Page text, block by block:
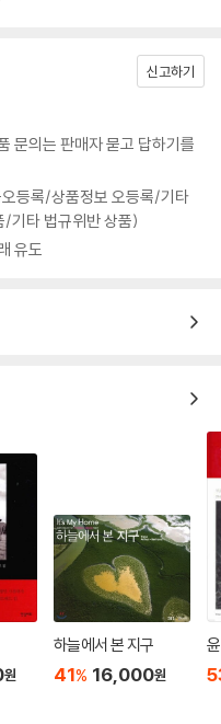
남는다.
’으로 여겨 말도 섞지 않던 둘
고 의기투합했다. 두 사람은
름을 가지고 첫 영화를 만들
영화 제작자들이 앤더슨과 윌
이 탄생하였다. 비록 대중적인
이는 세계관을 보여주기에 충분
틴 스콜세지 감독은 『바틀 로
하며, 그를 ‘차세대의 마틴 스
가장 좋아하는 영화는 로만 폴
전이 한창인 1927년, 전쟁 분위
되어 구스타브의 연인이자 대부
파헤쳐 억울한 누명에서 벗어
거리다. 줄거리만 보면 진부
의아할 수 있지만, 그의 미학
다. 현실과 거리를 두어 자신
세계의 테마를 계속 유지하면
트 호텔』은 ‘이야기 안의 이야
고 있다), 동화 같은 색감과 대
린 인형 집 같은 배경과 독특
조각조차 갖고 싶게 만드는 소
휘된다. 특히 『그랜드 부다페
신고하기
문의는 판매자 묻고 답하기를
등록/상품정보 오등록/기타
기타 법규위반 상품)
유도
원
하늘에서 본 지구
41% 16,000원